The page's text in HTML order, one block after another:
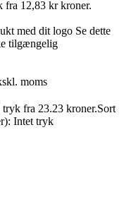
med dit logo Se dette
tilgængelig
moms
Sort
Intet tryk